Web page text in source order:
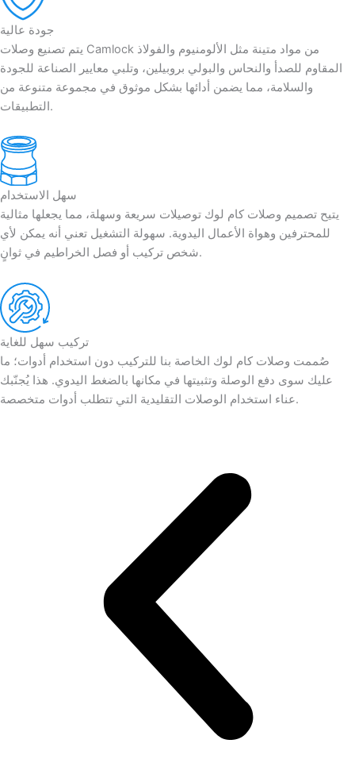
جودة عالية
يتم تصنيع وصلات Camlock من مواد متينة مثل الألومنيوم والفولاذ
المقاوم للصدأ والنحاس والبولي بروبيلين، وتلبي معايير الصناعة للجودة
والسلامة، مما يضمن أدائها بشكل موثوق في مجموعة متنوعة من
التطبيقات.
سهل الاستخدام
يتيح تصميم وصلات كام لوك توصيلات سريعة وسهلة، مما يجعلها مثالية
للمحترفين وهواة الأعمال اليدوية. سهولة التشغيل تعني أنه يمكن لأي
شخص تركيب أو فصل الخراطيم في ثوانٍ.
تركيب سهل للغاية
صُممت وصلات كام لوك الخاصة بنا للتركيب دون استخدام أدوات؛ ما
عليك سوى دفع الوصلة وتثبيتها في مكانها بالضغط اليدوي. هذا يُجنّبك
عناء استخدام الوصلات التقليدية التي تتطلب أدوات متخصصة.